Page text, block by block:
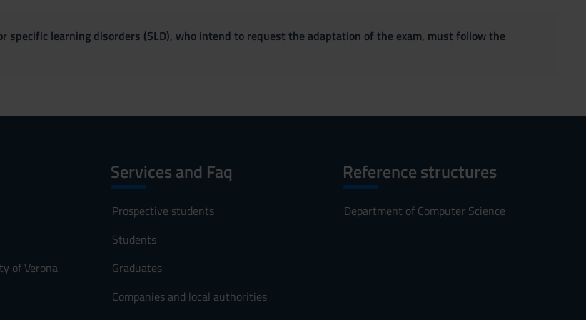
specific learning disorders (SLD), who intend to request the adaptation of the exam, must follow the
of Verona
Services and Faq
Prospective students
Students
Graduates
Companies and local authorities
Reference structures
Department of Computer Science